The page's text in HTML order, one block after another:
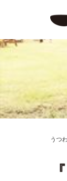
うつ